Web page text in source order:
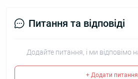
Питання та відповіді
Додайте питання, і ми відповімо
+ Додати питання